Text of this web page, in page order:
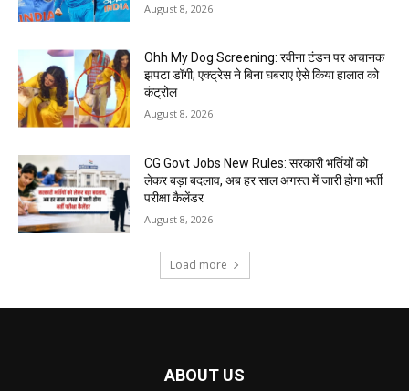
August 8, 2026
Ohh My Dog Screening: रवीना टंडन पर अचानक
झपटा डॉगी, एक्ट्रेस ने बिना घबराए ऐसे किया हालात को
कंट्रोल
August 8, 2026
CG Govt Jobs New Rules: सरकारी भर्तियों को
लेकर बड़ा बदलाव, अब हर साल अगस्त में जारी होगा भर्ती
परीक्षा कैलेंडर
August 8, 2026
Load more
ABOUT US